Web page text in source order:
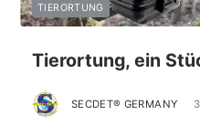
Tierortung, ein
SECDET® GERMANY
TIERORTUNG